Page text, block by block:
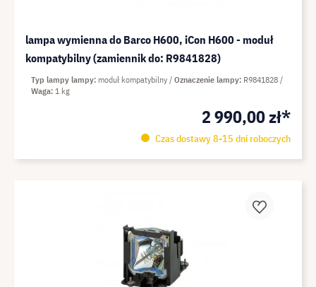
lampa wymienna do Barco H600, iCon H600 - moduł
kompatybilny (zamiennik do: R9841828)
2 990,00 zł*
Czas dostawy 8-15 dni roboczych
Typ lampy lampy moduł kompatybilny Oznaczenie lampy R9841828
Waga 1 kg